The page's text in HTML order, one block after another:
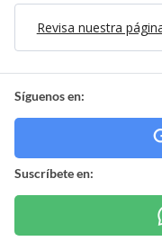
Revisa nuestra
Síguenos en:
Suscríbete en: